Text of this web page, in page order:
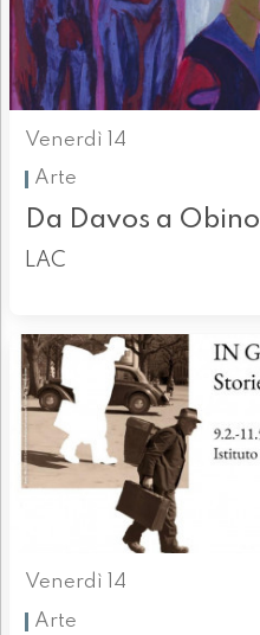
Venerdì 14
Arte
Da Davos a Obino
LAC
Venerdì 14
Arte